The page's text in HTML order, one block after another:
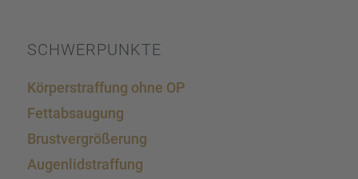
SCHWER­PUNKTE
Körper­straf­fung ohne OP
Fettab­sau­gung
Brust­ver­grö­ße­rung
Augen­lid­s­traf­fung